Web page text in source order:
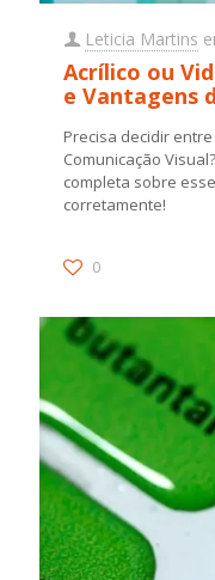
Leticia Martins
Acrílico ou
e Vantagens
Precisa decidir
Comunicação
completa sobre
corretamente!
0